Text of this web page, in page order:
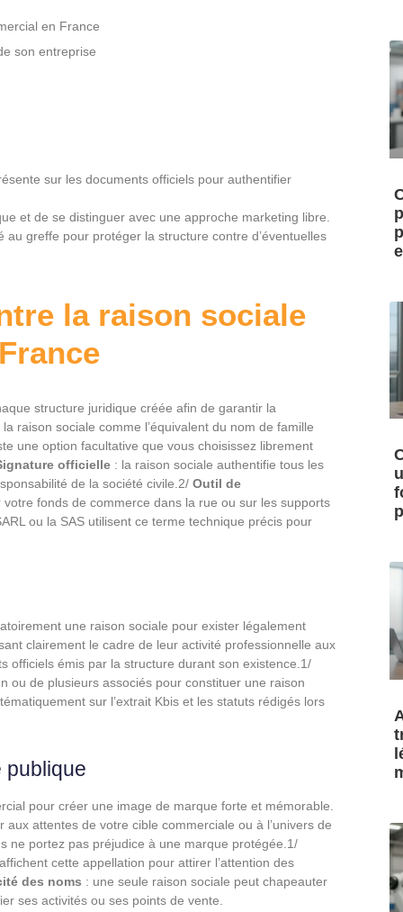
en France
son entreprise
sur les documents officiels pour authentifier
et de se distinguer avec une approche marketing libre.
greffe pour protéger la structure contre d’éventuelles
la raison sociale
structure juridique créée afin de garantir la
raison sociale comme l’équivalent du nom de famille
une option facultative que vous choisissez librement
officielle : la raison sociale authentifie tous les
de la société civile.2/ Outil de
fonds de commerce dans la rue ou sur les supports
ou la SAS utilisent ce terme technique précis pour
une raison sociale pour exister légalement
clairement le cadre de leur activité professionnelle aux
officiels émis par la structure durant son existence.1/
ou de plusieurs associés pour constituer une raison
sur l’extrait Kbis et les statuts rédigés lors
publique
pour créer une image de marque forte et mémorable.
attentes de votre cible commerciale ou à l’univers de
ne portez pas préjudice à une marque protégée.1/
cette appellation pour attirer l’attention des
des noms : une seule raison sociale peut chapeauter
ses activités ou ses points de vente.